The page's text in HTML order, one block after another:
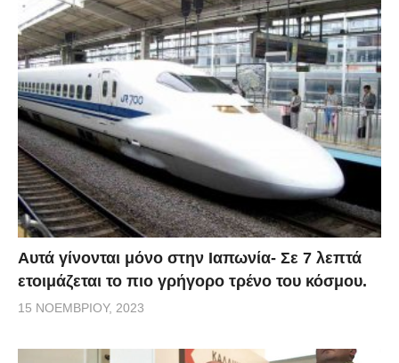
Αυτά γίνονται μόνο στην Ιαπωνία- Σε 7 λεπτά
ετοιμάζεται το πιο γρήγορο τρένο του κόσμου.
15 ΝΟΕΜΒΡΊΟΥ, 2023